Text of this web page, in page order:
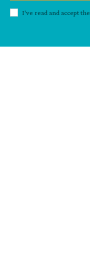
I've read and accept the